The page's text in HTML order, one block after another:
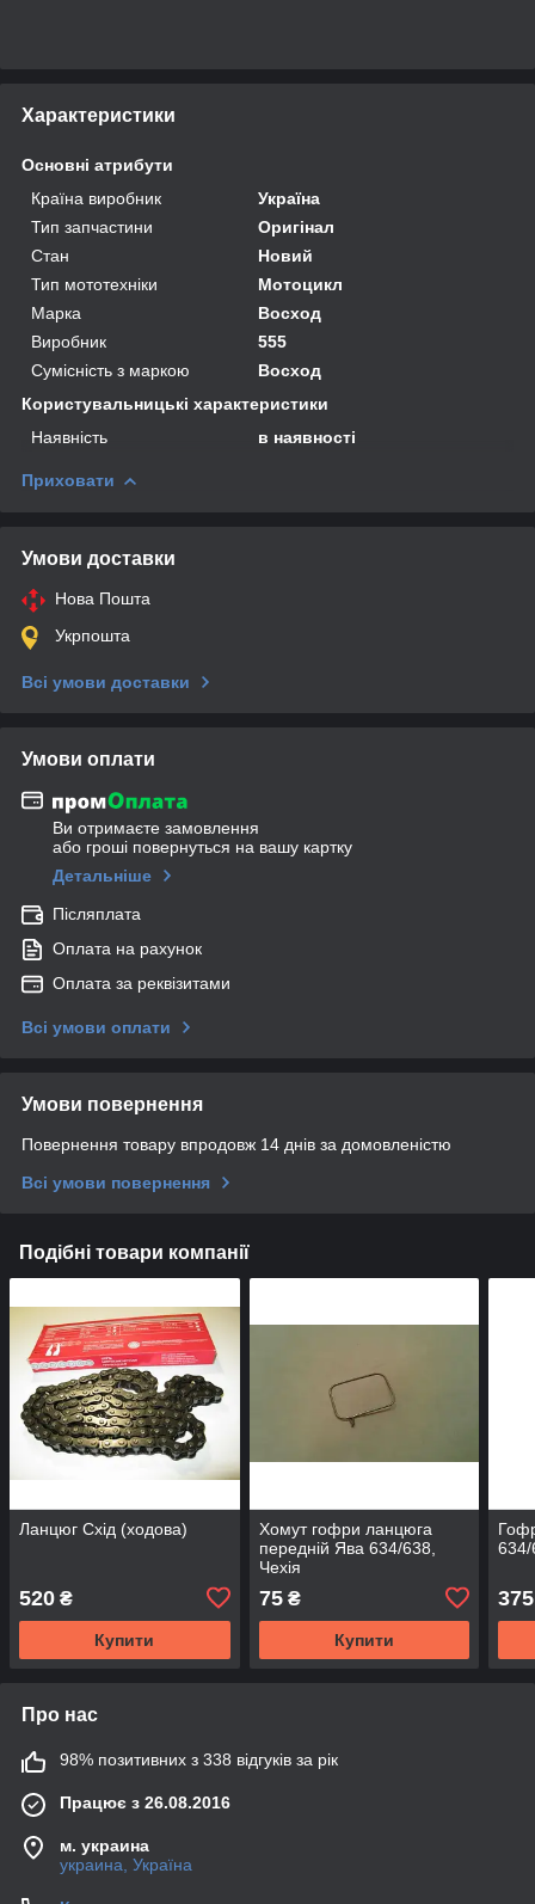
Характеристики
Основні атрибути
Країна виробник
Україна
Тип запчастини
Оригінал
Стан
Новий
Тип мототехніки
Мотоцикл
Марка
Восход
Виробник
555
Сумісність з маркою
Восход
Користувальницькі характеристики
Наявність
в наявності
Приховати
Умови доставки
Нова Пошта
Укрпошта
Всі умови доставки
Умови оплати
Ви отримаєте замовлення
або гроші повернуться на вашу картку
Детальніше
Післяплата
Оплата на рахунок
Оплата за реквізитами
Всі умови оплати
Умови повернення
Повернення товару впродовж 14 днів за домовленістю
Всі умови повернення
Подібні товари компанії
Ланцюг Схід (ходова)
520 ₴
Купити
Хомут гофри ланцюга
передній Ява 634/638,
Чехія
75₴
Купити
634/
375
Про нас
98% позитивних з 338 відгуків за рік
Працює з 26.08.2016
м. украина
украина, Україна